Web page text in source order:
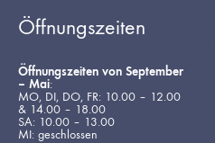
Öffnungszeiten
Öffnungszeiten von September
– Mai:
MO, DI, DO, FR: 10.00 – 12.00
& 14.00 – 18.00
SA: 10.00 – 13.00
MI: geschlossen